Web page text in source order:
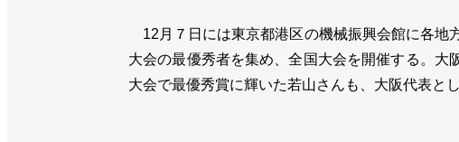
12月７日には東京都港区の機械振興会館に各地
大会の最優秀者を集め、全国大会を開催する。大
大会で最優秀賞に輝いた若山さんも、大阪代表と